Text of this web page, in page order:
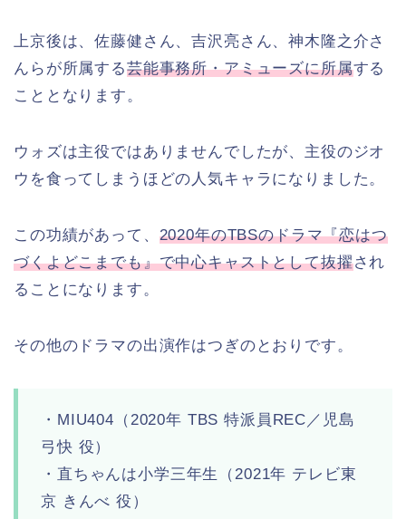
上京後は、佐藤健さん、吉沢亮さん、神木隆之介さ
んらが所属する芸能事務所・アミューズに所属する
こととなります。
ウォズは主役ではありませんでしたが、主役のジオ
ウを食ってしまうほどの人気キャラになりました。
この功績があって、 2020年のTBSのドラマ『恋はつ
づくよどこまでも』で中心キャストとして抜擢され
ることになります。
その他のドラマの出演作はつぎのとおりです。
・MIU404（2020年 TBS 特派員REC／児島
弓快 役）
・直ちゃんは小学三年生（2021年 テレビ東
京 きんべ 役）